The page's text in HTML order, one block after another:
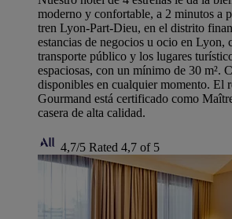
moderno y confortable, a 2 minutos a
tren Lyon-Part-Dieu, en el distrito
estancias de negocios u ocio en Lyon,
transporte público y los lugares
espaciosas, con un mínimo de 30 m².
disponibles en cualquier momento. El
Gourmand está certificado como
casera de alta calidad.
4,7/5 Rated 4,7 of 5